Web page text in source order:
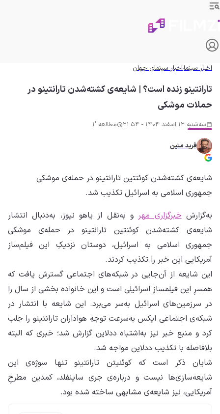
اخبار سینمااخبار سینمای جهان
تارانتینو زنده است؟ | شایعه‌ی کشته‌شدن تارانتینو در
حملات موشکی
سه‌شنبه 12 اسفند 1404 - 21:54 مطالعه '1
فرید متین
شایعه‌ی کشته‌شدن کوئنتین تارانتینو در حمله‌ی موشکی
جمهوری اسلامی به اسرائیل تکذیب شد.
به‌گزارشخبرگزاری مهر و به‌نقل از یاهو نیوز، به‌دنبال انتشار
شایعه‌ی کشته‌شدن کوئنتین تارانتینو در حمله‌ی موشکی
جمهوری اسلامی به اسرائیل، دوستان نزدیکِ این فیلم‌ساز
آمریکایی این خبر را تکذیب کردند.
این شایعه از آن‌جایی در شبکه‌های اجتماعی گسترش یافت که
همسرِ این فیلمساز اسرائیلی است و این خانواده بخشی از سال را
در سرزمین‌های اسرائیل به‌سر می‌برد. این شایعه با انتشار در
شبکه‌ی اجتماعی ایکس به‌سرعت توجهِ هواداران تارانتینو را جلب
کرد و منبع خبر نیز به‌اشتباه ددلاین گزارش شد؛ خبری که البته
بلافاصله با تکذیب ددلاین مواجه شد.
شایان ذکر است که کوئنیتن تارانتینو تنها سوژه‌ی این
شایعه‌سازی‌ها نیست و درباره‌ی جری ساینفلد، کمدین مطرحِ
آمریکایی، نیز شایعه‌ی مشابهی ساخته شده بود.